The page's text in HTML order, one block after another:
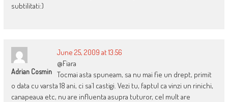
subtilitati:)
Adrian Cosmin
June 25, 2009 at 13:56
@Fiara
Tocmai asta spuneam, sa nu mai fie un drept, primit
o data cu varsta 18 ani, ci sa`l castigi. Vezi tu, faptul ca vinzi un rinichi,
canapeaua etc, nu are influenta asupra tuturor, cel mult are